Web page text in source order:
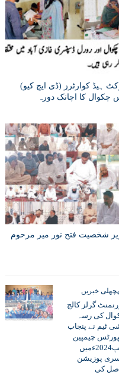
ہیڈ کوارٹرز (ڈی ایچ کیو)
چکوال کا اچانک دورہ
شخصیت فتح نور میر مرحوم
پچھلی خبریں
گرلز کالج
کی رسہ
ٹیم نے پنجاب
چیمپین
شپ2024ءمیں
پوزیشن
کی